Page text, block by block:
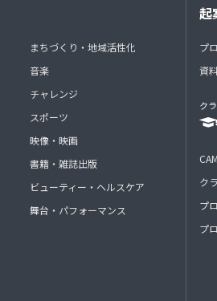
まちづくり・地域活性化
音楽
チャレンジ
スポーツ
映像・映画
書籍・雑誌出版
ビューティー・ヘルスケア
舞台・パフォーマンス
起
プ
資
ク
ク
プ
プ